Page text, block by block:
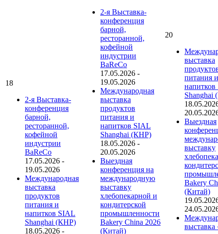
18
2-я Выставка-
конференция
барной,
ресторанной,
кофейной
индустрии
BaReCo
17.05.2026 -
19.05.2026
Международная
выставка
продуктов
питания и
напитков SIAL
Shanghai (КНР)
18.05.2026 -
2-я Выставка-
конференция
барной,
ресторанной,
кофейной
индустрии
BaReCo
17.05.2026 -
19.05.2026
Международная
выставка
продуктов
питания и
напитков SIAL
Shanghai (КНР)
18.05.2026 -
20.05.2026
Выездная
конференция на
международную
выставку
хлебопекарной и
кондитерской
промышленности
Bakery China 2026
(Китай)
20
выставка
питания и
Shanghai
Выездная
выставку
Bakery
(Китай)
выставка